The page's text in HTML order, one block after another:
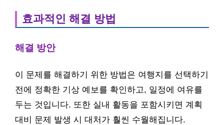
효과적인 해결 방법
해결 방안
이 문제를 해결하기 위한 방법은 여행지를 선택하기
전에 정확한 기상 예보를 확인하고, 일정에 여유를
두는 것입니다. 또한 실내 활동을 포함시키면 계획
대비 문제 발생 시 대처가 훨씬 수월해집니다.